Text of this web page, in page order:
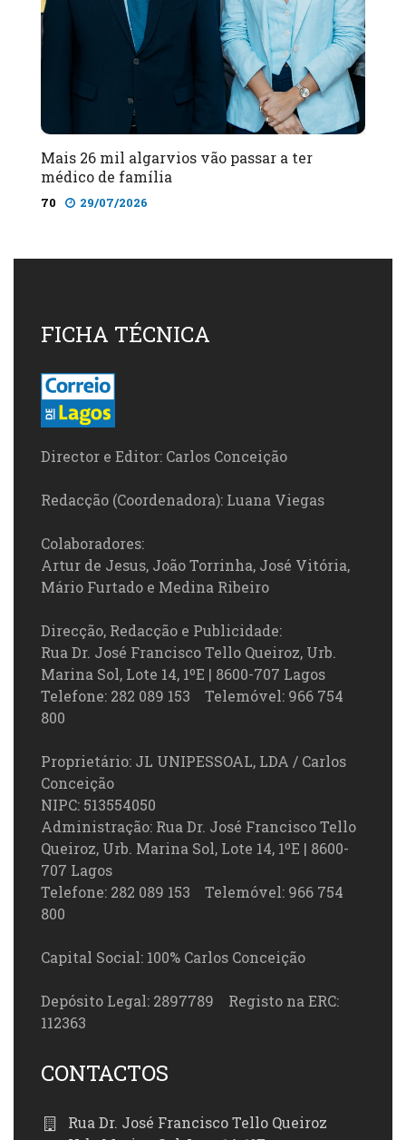
Mais 26 mil algarvios vão passar a ter
médico de família
70 29/07/2026
FICHA TÉCNICA
Director e Editor: Carlos Conceição
Redacção (Coordenadora): Luana Viegas
Colaboradores:
Artur de Jesus, João Torrinha, José Vitória,
Mário Furtado e Medina Ribeiro
Direcção, Redacção e Publicidade:
Rua Dr. José Francisco Tello Queiroz, Urb.
Marina Sol, Lote 14, 1ºE | 8600-707 Lagos
Telefone: 282 089 153 Telemóvel: 966 754
800
Proprietário: JL UNIPESSOAL, LDA / Carlos
Conceição
NIPC: 513554050
Administração: Rua Dr. José Francisco Tello
Queiroz, Urb. Marina Sol, Lote 14, 1ºE | 8600-
707 Lagos
Telefone: 282 089 153 Telemóvel: 966 754
800
Capital Social: 100% Carlos Conceição
Depósito Legal: 2897789 Registo na ERC:
112363
CONTACTOS
Rua Dr. José Francisco Tello Queiroz